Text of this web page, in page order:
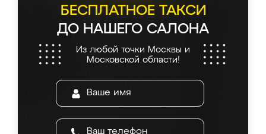
БЕСПЛАТНОЕ ТАКСИ
ДО НАШЕГО САЛОНА
Из любой точки Москвы и
Московской области!